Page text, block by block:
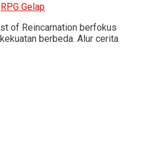
RPG Gelap
of Reincarnation berfokus
berbeda. Alur cerita